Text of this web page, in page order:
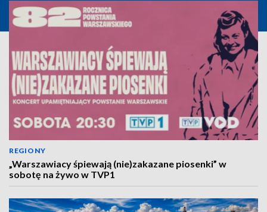
REGIONY
„Warszawiacy śpiewają (nie)zakazane piosenki” w
sobotę na żywo w TVP1